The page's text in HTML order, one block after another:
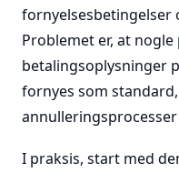
fornyelsesbetingelser
Problemet er, at
betalingsoplysninger
fornyes som
I praksis, start med